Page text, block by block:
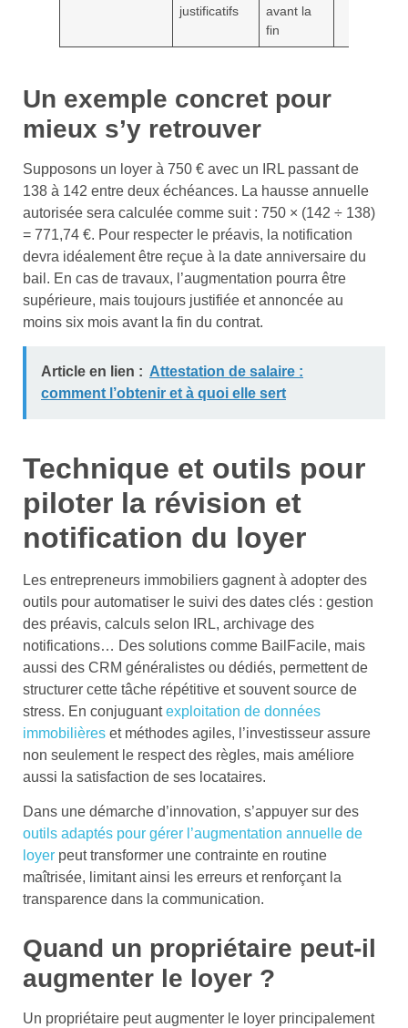
justificatifs
avant la
fin
Un exemple concret pour
mieux s’y retrouver
Supposons un loyer à 750 € avec un IRL passant de
138 à 142 entre deux échéances. La hausse annuelle
autorisée sera calculée comme suit : 750 × (142 ÷ 138)
= 771,74 €. Pour respecter le préavis, la notification
devra idéalement être reçue à la date anniversaire du
bail. En cas de travaux, l’augmentation pourra être
supérieure, mais toujours justifiée et annoncée au
moins six mois avant la fin du contrat.
Article en lien : Attestation de salaire :
comment l’obtenir et à quoi elle sert
Technique et outils pour
piloter la révision et
notification du loyer
Les entrepreneurs immobiliers gagnent à adopter des
outils pour automatiser le suivi des dates clés : gestion
des préavis, calculs selon IRL, archivage des
notifications… Des solutions comme BailFacile, mais
aussi des CRM généralistes ou dédiés, permettent de
structurer cette tâche répétitive et souvent source de
stress. En conjuguantexploitation de données
immobilières et méthodes agiles, l’investisseur assure
non seulement le respect des règles, mais améliore
aussi la satisfaction de ses locataires.
Dans une démarche d’innovation, s’appuyer sur des
outils adaptés pour gérer l’augmentation annuelle de
loyer peut transformer une contrainte en routine
maîtrisée, limitant ainsi les erreurs et renforçant la
transparence dans la communication.
Quand un propriétaire peut-il
augmenter le loyer ?
Un propriétaire peut augmenter le loyer principalement